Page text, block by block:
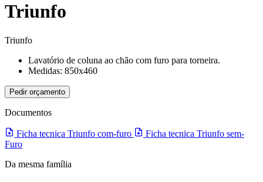
Triunfo
Triunfo
Lavatório de coluna ao chão com furo para torneira.
Medidas: 850x460
Pedir orçamento
Documentos
Ficha tecnica Triunfo com-furo
Ficha tecnica Triunfo sem-
Furo
Da mesma família